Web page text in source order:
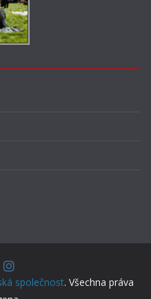
společnost. Všechna práva